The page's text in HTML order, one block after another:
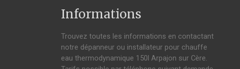
Informations
Trouvez toutes les informations en contactant
notre dépanneur ou installateur pour chauffe
eau thermodynamique 150l Arpajon sur Cère.